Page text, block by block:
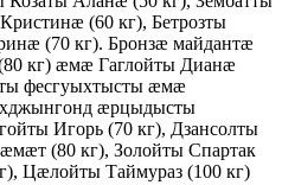
(60 кг), Бетрозты
(70 кг). Бронзæ майдантæ
кг) æмæ Гаглойты Дианæ
фесгуыхтысты æмæ
æрцыдысты
Игорь (70 кг), Дзансолты
(80 кг), Золойты Спартак
Цæлойты Таймураз (100 кг)